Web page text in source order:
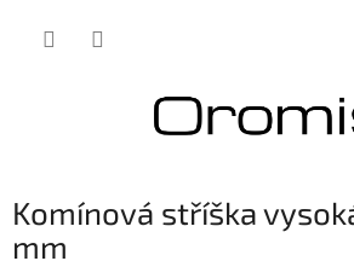
Komínová stříška
mm